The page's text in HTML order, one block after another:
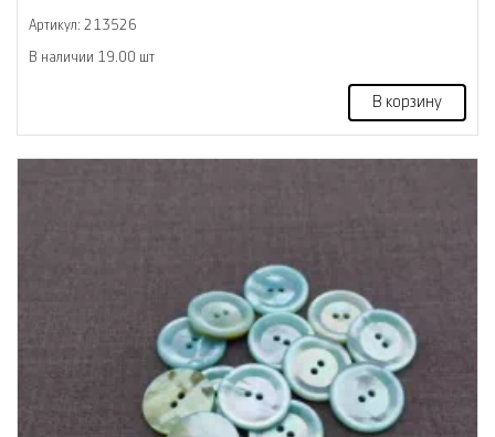
Артикул: 213526
В наличии 19.00 шт
В корзину